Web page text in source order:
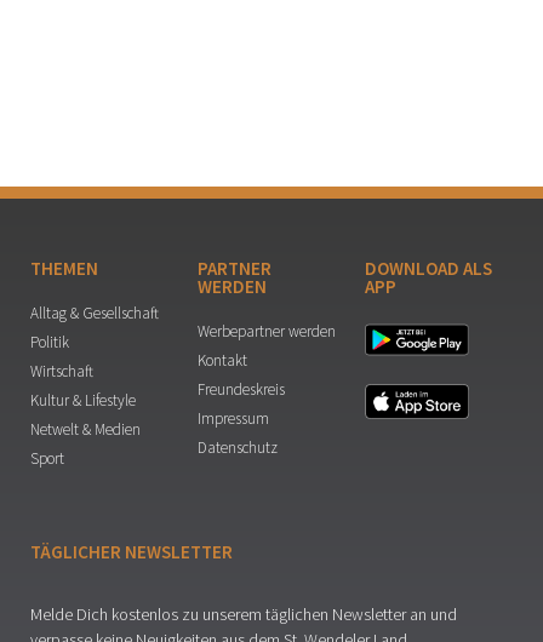
THEMEN
Alltag & Gesellschaft
Politik
Wirtschaft
Kultur & Lifestyle
Netwelt & Medien
Sport
PARTNER
WERDEN
Werbepartner werden
Kontakt
Freundeskreis
Impressum
Datenschutz
DOWNLOAD ALS
APP
TÄGLICHER NEWSLETTER
Melde Dich kostenlos zu unserem täglichen Newsletter an und